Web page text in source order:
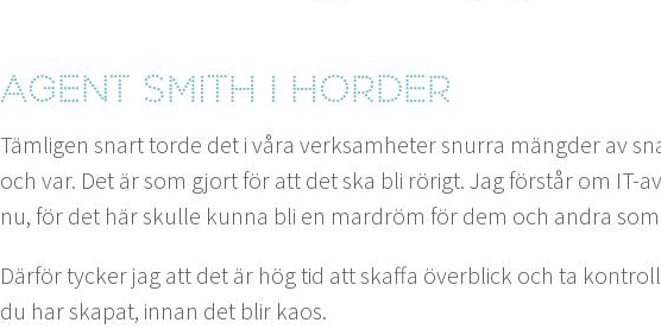
Agent Smith i horder
Täm­li­gen snart torde det i våra verk­samheter snur­ra mängder av
och var. Det är som gjort för att det ska bli rörigt. Jag förstår om IT-
nu, för det här skulle kun­na bli en mardröm för dem och andra
Där­för tyck­er jag att det är hög tid att skaf­fa överblick och ta
du har ska­p­at, innan det blir kaos.